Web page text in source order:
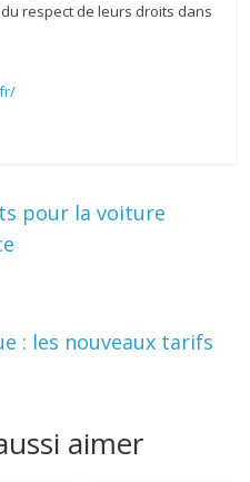
respect de leurs droits dans
pour la voiture
: les nouveaux tarifs
aimer